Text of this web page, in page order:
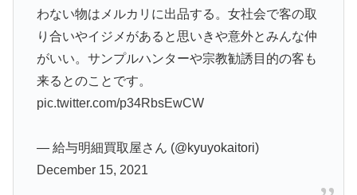
わない物はメルカリに出品する。女社会で客の取
り合いやイジメがあると思いきや意外とみんな仲
がいい。サンプルハンターや宗教勧誘目的の客も
来るとのことです。
pic.twitter.com/p34RbsEwCW
— 給与明細買取屋さん (@kyuyokaitori)
December 15, 2021